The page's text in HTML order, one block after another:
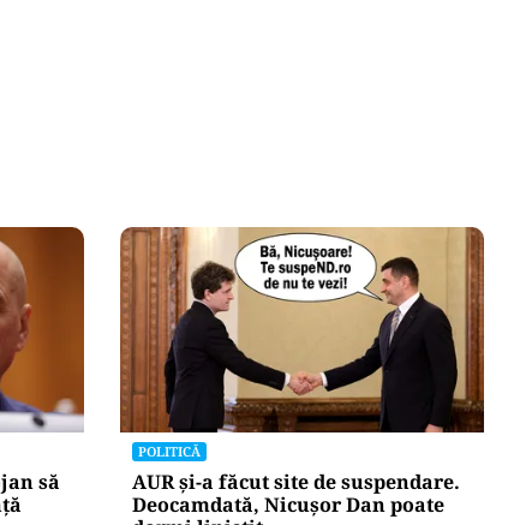
să
POLITICĂ
AUR și-a făcut site de suspendare.
Deocamdată, Nicușor Dan poate